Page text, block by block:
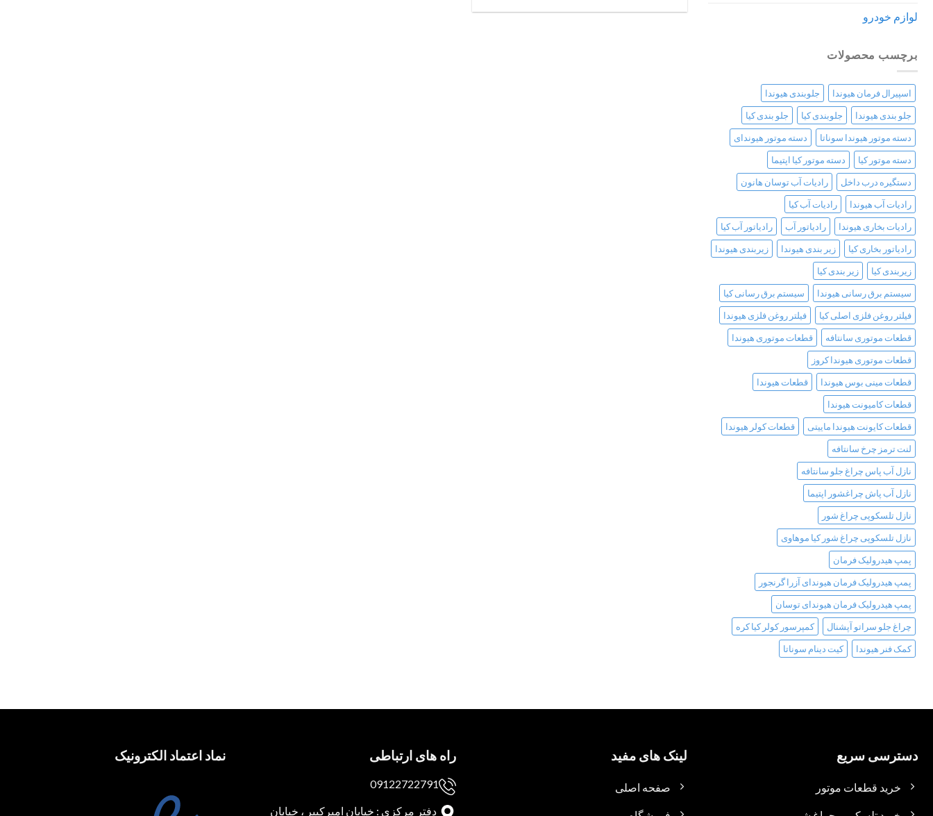
لوازم خودرو
برچسب محصولات
اسپیرال فرمان هیوندا
جلوبندی هیوندا
جلو بندی هیوندا
جلوبندی کیا
جلو بندی کیا
دسته موتور هیوندا سوناتا
دسته موتور هیوندای
دسته موتور کیا
دسته موتور کیا اپتیما
دستگیره درب داخل
رادیات آب توسان هانون
رادیات آب هیوندا
رادیات آب کیا
رادیات بخاری هیوندا
رادیاتور آب
رادیاتور آب کیا
رادیاتور بخاری کیا
زیر بندی هیوندا
زیربندی هیوندا
زیربندی کیا
زیر بندی کیا
سیستم برق رسانی هیوندا
سیستم برق رسانی کیا
فیلتر روغن فلزی اصلی کیا
فیلتر روغن فلزی هیوندا
قطعات موتوری سانتافه
قطعات موتوری هیوندا
قطعات موتوری هیوندا کروز
قطعات مینی بوس هیوندا
قطعات هیوندا
قطعات کامیونت هیوندا
قطعات کایونت هیوندا ماییتی
قطعات کولر هیوندا
لنت ترمز چرخ سانتافه
نازل آب پاس چراغ جلو سانتافه
نازل آب پاش چراغشور اپتیما
نازل تلسکوپی چراغ شور
نازل تلسکوپی چراغ شور کیا موهاوی
پمپ هیدرولیک فرمان
پمپ هیدرولیک فرمان هیوندای آزرا گرنجور
پمپ هیدرولیک فرمان هیوندای توسان
چراغ جلو سراتو آپشنال
کمپرسور کولر کیا کره
کمک فنر هیوندا
کیت دینام سوناتا
دسترسی سریع
خرید قطعات موتور
لینک های مفید
صفحه اصلی
راه های ارتباطی
09122722791
دفتر مرکزی : خیابان امیرکبیر ، خیابان
نماد اعتماد الکترونیک